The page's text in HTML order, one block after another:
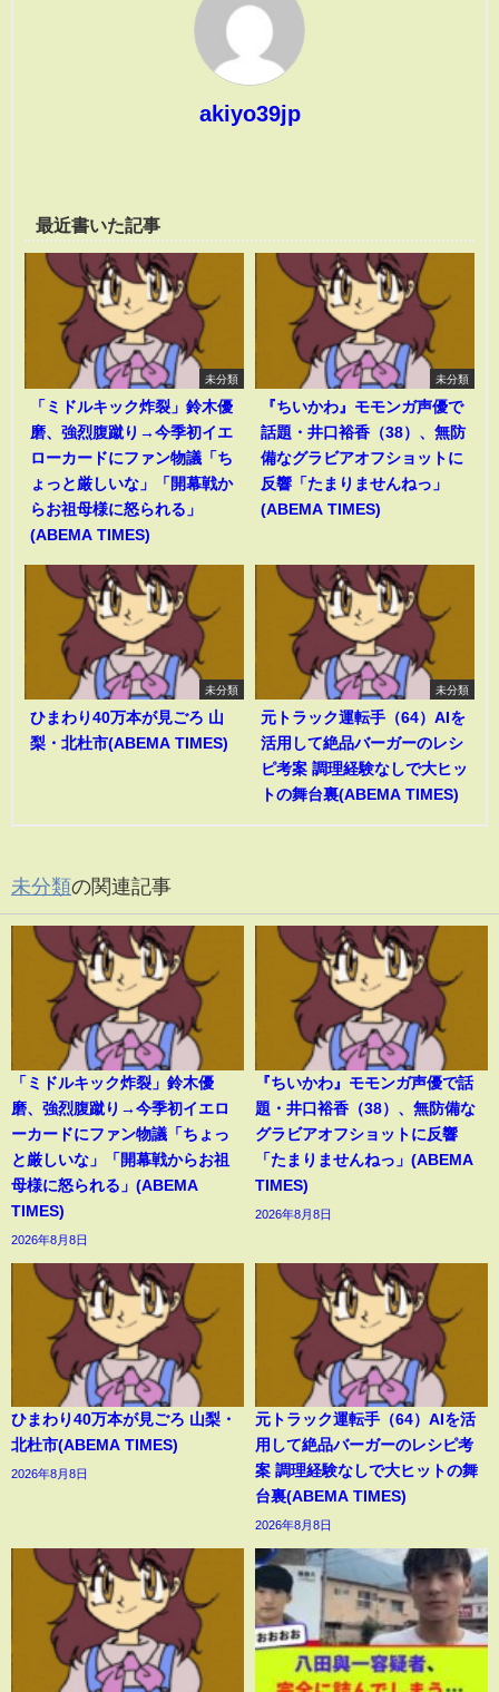
akiyo39jp
最近書いた記事
未分類
「ミドルキック炸裂」鈴木優
磨、強烈腹蹴り→今季初イエ
ローカードにファン物議「ち
ょっと厳しいな」「開幕戦か
らお祖母様に怒られる」
(ABEMA TIMES)
未分類
『ちいかわ』モモンガ声優で
話題・井口裕香（38）、無防
備なグラビアオフショットに
反響「たまりませんねっ」
(ABEMA TIMES)
未分類
ひまわり40万本が見ごろ 山
梨・北杜市(ABEMA TIMES)
未分類
元トラック運転手（64）AIを
活用して絶品バーガーのレシ
ピ考案 調理経験なしで大ヒッ
トの舞台裏(ABEMA TIMES)
未分類の関連記事
「ミドルキック炸裂」鈴木優
磨、強烈腹蹴り→今季初イエロ
ーカードにファン物議「ちょっ
と厳しいな」「開幕戦からお祖
母様に怒られる」(ABEMA
TIMES)
2026年8月8日
『ちいかわ』モモンガ声優で話
題・井口裕香（38）、無防備な
グラビアオフショットに反響
「たまりませんねっ」(ABEMA
TIMES)
2026年8月8日
ひまわり40万本が見ごろ 山梨・
北杜市(ABEMA TIMES)
2026年8月8日
元トラック運転手（64）AIを活
用して絶品バーガーのレシピ考
案 調理経験なしで大ヒットの舞
台裏(ABEMA TIMES)
2026年8月8日